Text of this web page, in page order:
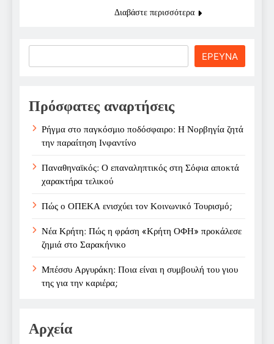
Διαβάστε περισσότερα
ΕΡΕΥΝΑ
Πρόσφατες αναρτήσεις
Ρήγμα στο παγκόσμιο ποδόσφαιρο: Η Νορβηγία ζητά
την παραίτηση Ινφαντίνο
Παναθηναϊκός: Ο επαναληπτικός στη Σόφια αποκτά
χαρακτήρα τελικού
Πώς ο ΟΠΕΚΑ ενισχύει τον Κοινωνικό Τουρισμό;
Νέα Κρήτη: Πώς η φράση «Κρήτη ΟΦΗ» προκάλεσε
ζημιά στο Σαρακήνικο
Μπέσσυ Αργυράκη: Ποια είναι η συμβουλή του γιου
της για την καριέρα;
Αρχεία